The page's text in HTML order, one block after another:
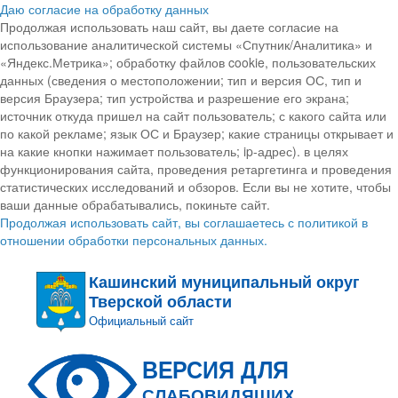
Даю согласие на обработку данных
Продолжая использовать наш сайт, вы даете согласие на
использование аналитической системы «Спутник/Аналитика» и
«Яндекс.Метрика»; обработку файлов cookie, пользовательских
данных (сведения о местоположении; тип и версия ОС, тип и
версия Браузера; тип устройства и разрешение его экрана;
источник откуда пришел на сайт пользователь; с какого сайта или
по какой рекламе; язык ОС и Браузер; какие страницы открывает и
на какие кнопки нажимает пользователь; ip-адрес). в целях
функционирования сайта, проведения ретаргетинга и проведения
статистических исследований и обзоров. Если вы не хотите, чтобы
ваши данные обрабатывались, покиньте сайт.
Продолжая использовать сайт, вы соглашаетесь с политикой в
отношении обработки персональных данных.